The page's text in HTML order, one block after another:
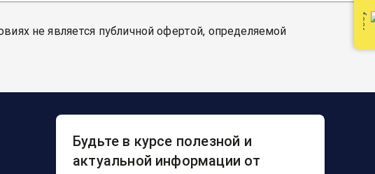
не является публичной офертой, определяемой
Будьте в курсе полезной и
актуальной информации от